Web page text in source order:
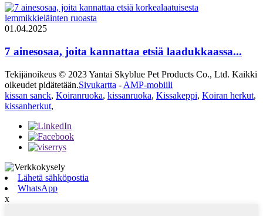
01.04.2025
7 ainesosaa, joita kannattaa etsiä laadukkaassa...
Tekijänoikeus © 2023 Yantai Skyblue Pet Products Co., Ltd. Kaikki
oikeudet pidätetään.Sivukartta - AMP-mobiili
kissan sanck, Koiranruoka, kissanruoka, Kissakeppi, Koiran herkut,
kissanherkut,
Lähetä sähköpostia
WhatsApp
x